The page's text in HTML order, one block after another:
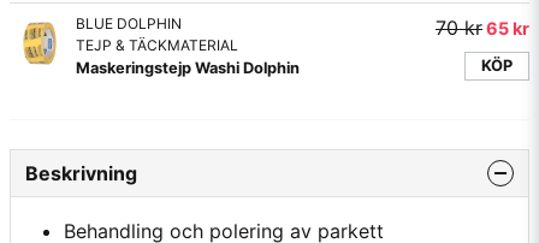
BLUE DOLPHIN
TEJP & TÄCKMATERIAL
Maskeringstejp Washi Dolphin
70 kr65 kr
KÖP
Beskrivning
Behandling och polering av parkett